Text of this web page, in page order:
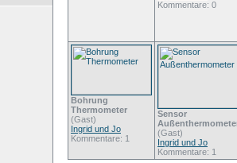
Kommentare: 0
Bohrung
Thermometer
(Gast)
Ingrid und Jo
Kommentare: 1
Sensor
(Gast)
Ingrid und Jo
Kommentare: 1